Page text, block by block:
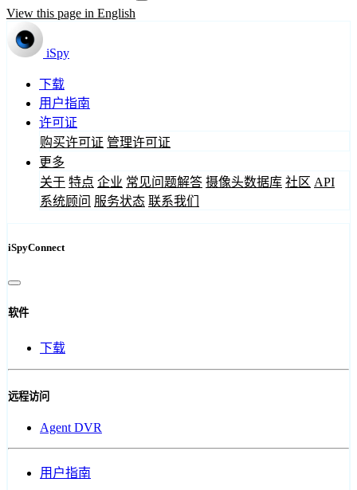
View this page in English
iSpy
下载
用户指南
许可证
购买许可证 管理许可证
更多
关于 特点 企业 常见问题解答 摄像头数据库 社区 API
系统顾问 服务状态 联系我们
iSpyConnect
软件
下载
远程访问
Agent DVR
用户指南